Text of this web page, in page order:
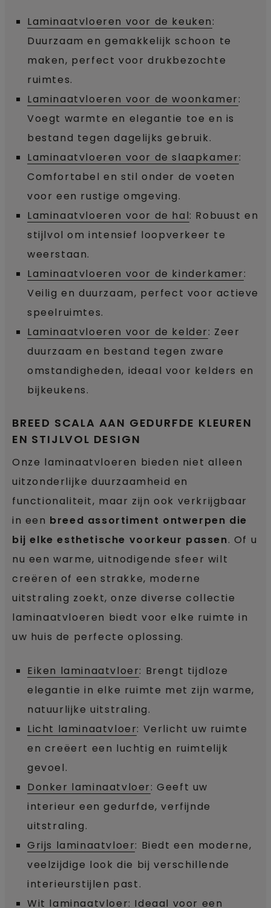
Laminaatvloeren voor de keuken:
Duurzaam en gemakkelijk schoon te
maken, perfect voor drukbezochte
ruimtes.
Laminaatvloeren voor de woonkamer:
Voegt warmte en elegantie toe en is
bestand tegen dagelijks gebruik.
Laminaatvloeren voor de slaapkamer:
Comfortabel en stil onder de voeten
voor een rustige omgeving.
Laminaatvloeren voor de hal: Robuust en
stijlvol om intensief loopverkeer te
weerstaan.
Laminaatvloeren voor de kinderkamer:
Veilig en duurzaam, perfect voor actieve
speelruimtes.
Laminaatvloeren voor de kelder: Zeer
duurzaam en bestand tegen zware
omstandigheden, ideaal voor kelders en
bijkeukens.
BREED SCALA AAN GEDURFDE KLEUREN
EN STIJLVOL DESIGN
Onze laminaatvloeren bieden niet alleen
uitzonderlijke duurzaamheid en
functionaliteit, maar zijn ook verkrijgbaar
in een breed assortiment ontwerpen die
bij elke esthetische voorkeur passen. Of u
nu een warme, uitnodigende sfeer wilt
creëren of een strakke, moderne
uitstraling zoekt, onze diverse collectie
laminaatvloeren biedt voor elke ruimte in
uw huis de perfecte oplossing.
Eiken laminaatvloer: Brengt tijdloze
elegantie in elke ruimte met zijn warme,
natuurlijke uitstraling.
Licht laminaatvloer: Verlicht uw ruimte
en creëert een luchtig en ruimtelijk
gevoel.
Donker laminaatvloer: Geeft uw
interieur een gedurfde, verfijnde
uitstraling.
Grijs laminaatvloer: Biedt een moderne,
veelzijdige look die bij verschillende
interieurstijlen past.
Wit laminaatvloer: Ideaal voor een